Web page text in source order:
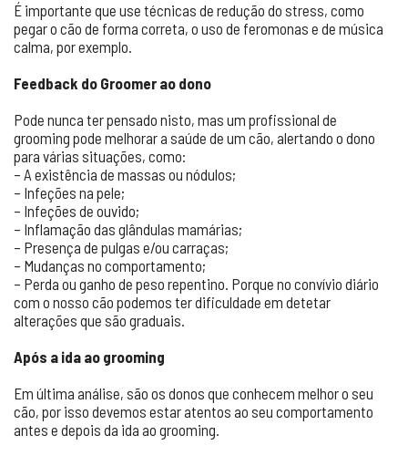
É importante que use técnicas de redução do stress, como
pegar o cão de forma correta, o uso de feromonas e de música
calma, por exemplo.
Feedback do Groomer ao dono
Pode nunca ter pensado nisto, mas um profissional de
grooming pode melhorar a saúde de um cão, alertando o dono
para várias situações, como:
– A existência de massas ou nódulos;
– Infeções na pele;
– Infeções de ouvido;
– Inflamação das glândulas mamárias;
– Presença de pulgas e/ou carraças;
– Mudanças no comportamento;
– Perda ou ganho de peso repentino. Porque no convívio diário
com o nosso cão podemos ter dificuldade em detetar
alterações que são graduais.
Após a ida ao grooming
Em última análise, são os donos que conhecem melhor o seu
cão, por isso devemos estar atentos ao seu comportamento
antes e depois da ida ao grooming.